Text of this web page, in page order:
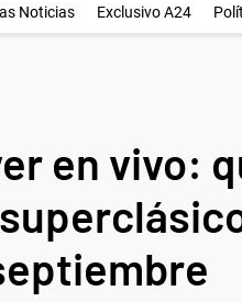
Noticias Exclusivo A24
en vivo: